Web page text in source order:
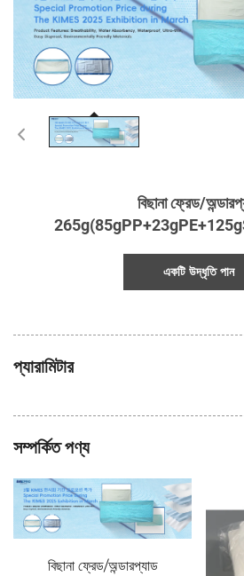
বিছানা ফ্রেড/
একটি উদ্ধৃতি পান
প্যারামিটার
সম্পর্কিত পণ্য
বিছানা ফ্রেড/অন্ডারপ্যাড